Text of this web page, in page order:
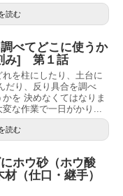
読む
べてどこに使うか
み] 第１話
を柱にしたり、土台に
だり、反り具合を調べ
を 決めなくてはなりま
な作業で一日がかり...
読む
ホウ砂（ホウ酸
（仕口・継手）